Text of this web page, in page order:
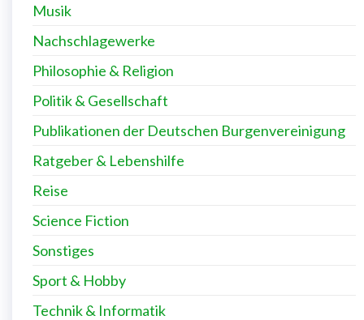
Musik
Nachschlagewerke
Philosophie & Religion
Politik & Gesellschaft
Publikationen der Deutschen Burgenvereinigung
Ratgeber & Lebenshilfe
Reise
Science Fiction
Sonstiges
Sport & Hobby
Technik & Informatik